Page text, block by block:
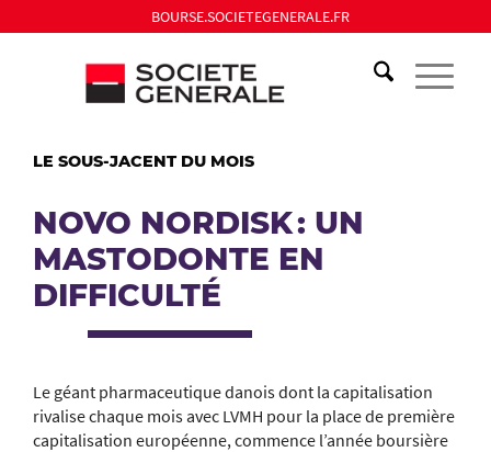
BOURSE.SOCIETEGENERALE.FR
LE SOUS-JACENT DU MOIS
NOVO NORDISK : UN
MASTODONTE EN
DIFFICULTÉ
Le géant pharmaceutique danois dont la capitalisation
rivalise chaque mois avec LVMH pour la place de première
capitalisation européenne, commence l’année boursière